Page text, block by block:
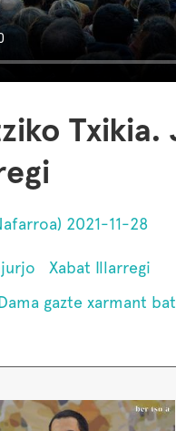
Txikia.
2021-11-28
Xabat Illarregi
gazte xarmant bat